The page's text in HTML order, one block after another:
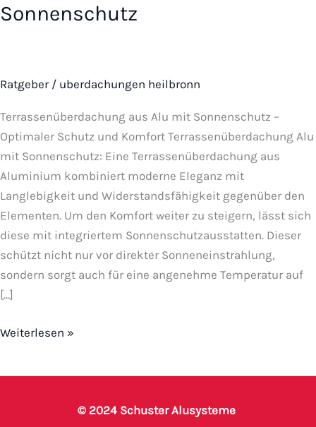
Sonnenschutz
Ratgeber/ uberdachungen heilbronn
Terrassenüberdachung aus Alu mit Sonnenschutz –
Optimaler Schutz und Komfort Terrassenüberdachung Alu
mit Sonnenschutz: Eine Terrassenüberdachung aus
Aluminium kombiniert moderne Eleganz mit
Langlebigkeit und Widerstandsfähigkeit gegenüber den
Elementen. Um den Komfort weiter zu steigern, lässt sich
diese mit integriertem Sonnenschutzausstatten. Dieser
schützt nicht nur vor direkter Sonneneinstrahlung,
sondern sorgt auch für eine angenehme Temperatur auf
[…]
mit
Weiterlesen »
© 2024 Schuster Alusysteme